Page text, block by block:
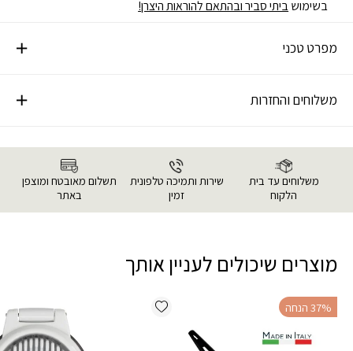
בשימושביתי סביר ובהתאם להוראות היצרן!
מפרט טכני
משלוחים והחזרות
משלוחים עד בית
הלקוח
שירות ותמיכה טלפונית
זמין
תשלום מאובטח ומוצפן
באתר
מוצרים שיכולים לעניין אותך
Add wishlist ‫37% הנחה